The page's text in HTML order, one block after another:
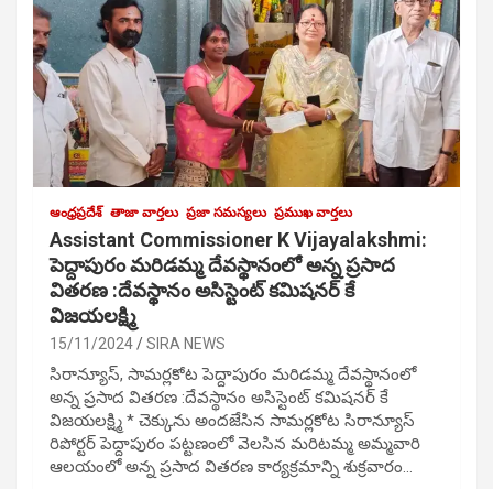
ఆంధ్రప్రదేశ్ తాజా వార్తలు ప్రజా సమస్యలు ప్రముఖ వార్తలు
Assistant Commissioner K Vijayalakshmi:
పెద్దాపురం మరిడమ్మ దేవస్థానంలో అన్న ప్రసాద
వితరణ :దేవస్థానం అసిస్టెంట్ కమిషనర్ కే
విజయలక్ష్మి
15/11/2024 SIRA NEWS
సిరాన్యూస్, సామర్లకోట పెద్దాపురం మరిడమ్మ దేవస్థానంలో
అన్న ప్రసాద వితరణ :దేవస్థానం అసిస్టెంట్ కమిషనర్ కే
విజయలక్ష్మి * చెక్కును అందజేసిన సామర్లకోట సిరాన్యూస్
రిపోర్టర్ పెద్దాపురం పట్టణంలో వెలసిన మరిటమ్మ అమ్మవారి
ఆలయంలో అన్న ప్రసాద వితరణ కార్యక్రమాన్ని శుక్రవారం…